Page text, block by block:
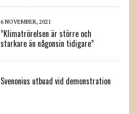
6 NOVEMBER, 2021
”Klimatrörelsen är större och
starkare än någonsin tidigare”
Svenonius utbuad vid demonstration